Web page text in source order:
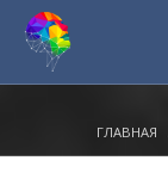
ГЛАВНАЯ